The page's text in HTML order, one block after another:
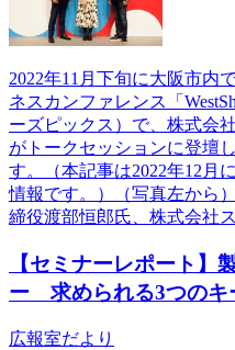
2022年11月下旬に大阪市内
ネスカンファレンス「
ーズピックス）で、株式会
がトークセッションに登壇
す。（本記事は2022年12月
情報です。）（写真左から
締役渡部恒郎氏、株式会社
【セミナーレポート】
ー 求められる3つのキ
広報室だより